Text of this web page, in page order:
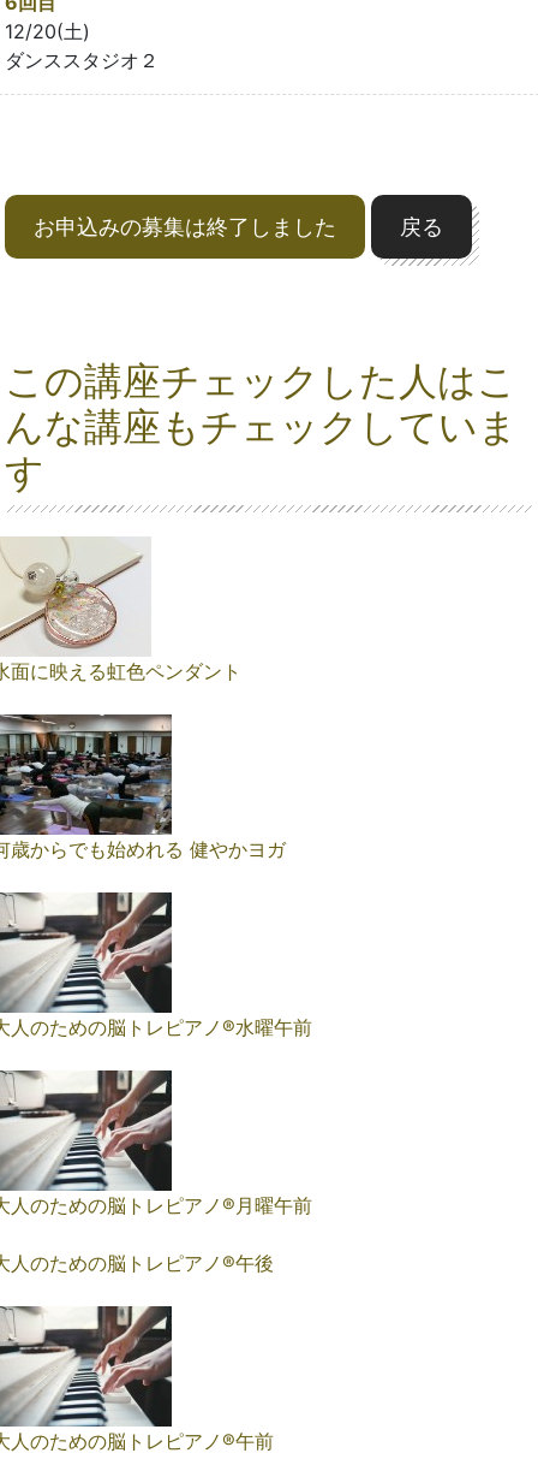
12/20(土)
ダンススタジオ２
お申込みの募集は終了しました 戻る
この講座チェックした人はこ
んな講座もチェックしていま
す
面に映える虹色ペンダント
歳からでも始めれる 健やかヨガ
人のための脳トレピアノ®️水曜午前
人のための脳トレピアノ®️月曜午前
人のための脳トレピアノ®️午後
人のための脳トレピアノ®️午前